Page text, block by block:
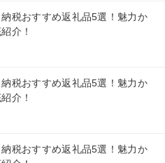
税おすすめ返礼品5選！魅力か
介！
税おすすめ返礼品5選！魅力か
介！
税おすすめ返礼品5選！魅力か